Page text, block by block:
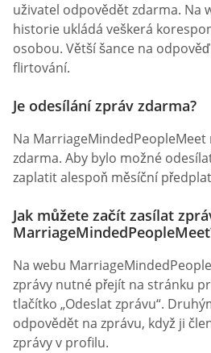
uživatel odpovědět zdarma. Na
historie ukládá veškerá
osobou. Větší šance na
flirtování.
Je odesílání zpráv zdarma?
Na
zdarma. Aby bylo možné
zaplatit alespoň měsíční
Jak můžete začít zasílat
Na webu
zprávy nutné přejít na stránku
tlačítko „Odeslat zprávu“.
odpovědět na zprávu, když ji
zprávy v profilu.